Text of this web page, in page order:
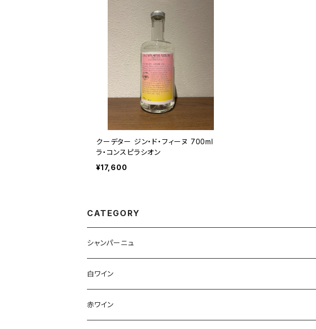
クーデター ジン・ド・フィーヌ 700ml
ラ・コンスピラシオン
¥17,600
CATEGORY
シャンパーニュ
アンリ・ジロー
アンリ・ビリオ・フィス
白ワイン
フランス
赤ワイン